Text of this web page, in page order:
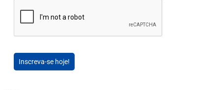
Inscreva-se hoje!